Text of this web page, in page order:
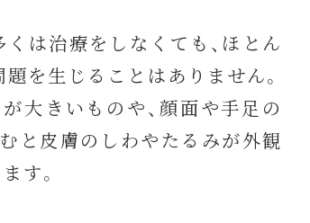
は治療をしなくても、ほとん
題を生じることはありません。
大きいものや、顔面や手足の
と皮膚のしわやたるみが外観
す。